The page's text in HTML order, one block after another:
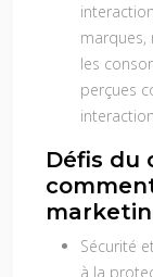
marques,
les
perçues
Défis du
Sécurité
à la